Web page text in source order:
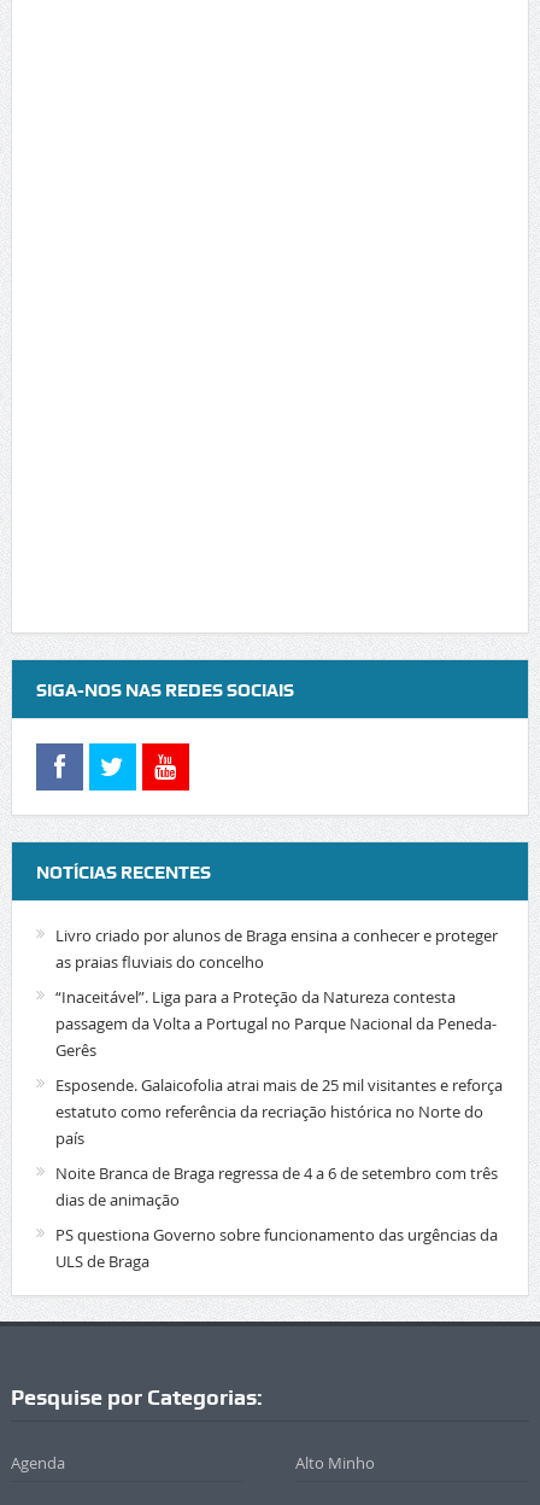
SIGA-NOS NAS REDES SOCIAIS
NOTÍCIAS RECENTES
Livro criado por alunos de Braga ensina a conhecer e proteger
as praias fluviais do concelho
“Inaceitável”. Liga para a Proteção da Natureza contesta
passagem da Volta a Portugal no Parque Nacional da Peneda-
Gerês
Esposende. Galaicofolia atrai mais de 25 mil visitantes e reforça
estatuto como referência da recriação histórica no Norte do
país
Noite Branca de Braga regressa de 4 a 6 de setembro com três
dias de animação
PS questiona Governo sobre funcionamento das urgências da
ULS de Braga
Pesquise por Categorias:
Agenda Alto Minho